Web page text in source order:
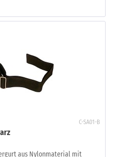
C-SA01-B
aus Nylonmaterial mit